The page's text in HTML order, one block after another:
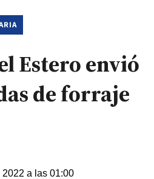
Estero envió
de forraje
a las 01:00